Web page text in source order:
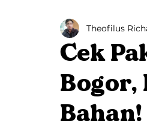
Cek
Bogor,
Bahan!
Theofilus